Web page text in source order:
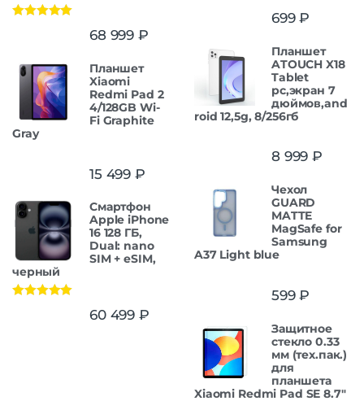
68 999 ₽
Планшет
Xiaomi
Redmi Pad 2
4/128GB Wi-
Fi Graphite
Gray
15 499 ₽
Смартфон
Apple iPhone
16 128 ГБ,
Dual: nano
SIM + eSIM,
черный
60 499 ₽
699₽
Планшет
ATOUCH X18
Tablet
pc,экран 7
дюймов,and
roid 12,5g, 8/256гб
8 999 ₽
Чехол
GUARD
MATTE
MagSafe for
Samsung
A37 Light blue
599₽
Защитное
стекло 0.33
мм (тех.пак.)
для
планшета
Xiaomi Redmi Pad SE 8.7"